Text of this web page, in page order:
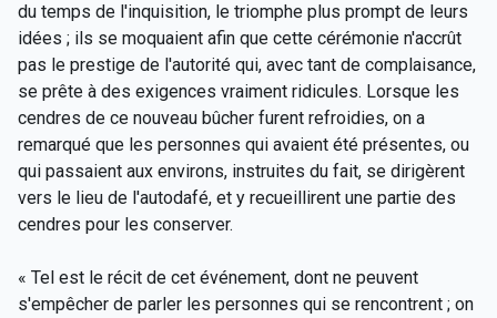
du temps de l'inquisition, le triomphe plus prompt de leurs
idées ; ils se moquaient afin que cette cérémonie n'accrût
pas le prestige de l'autorité qui, avec tant de complaisance,
se prête à des exigences vraiment ridicules. Lorsque les
cendres de ce nouveau bûcher furent refroidies, on a
remarqué que les personnes qui avaient été présentes, ou
qui passaient aux environs, instruites du fait, se dirigèrent
vers le lieu de l'autodafé, et y recueillirent une partie des
cendres pour les conserver.
« Tel est le récit de cet événement, dont ne peuvent
s'empêcher de parler les personnes qui se rencontrent ; on